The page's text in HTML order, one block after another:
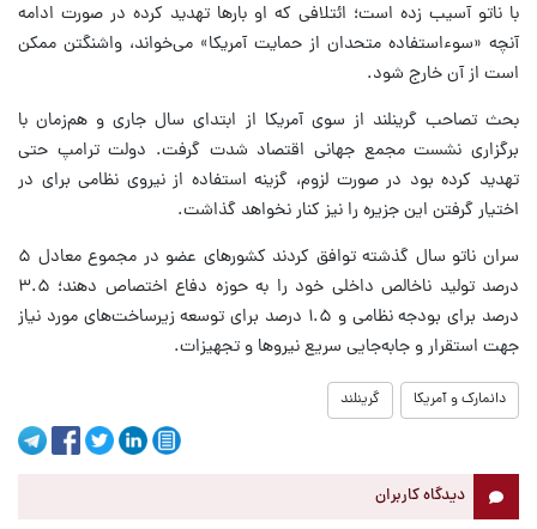
با ناتو آسیب زده است؛ ائتلافی که او بارها تهدید کرده در صورت ادامه
آنچه «سوءاستفاده متحدان از حمایت آمریکا» می‌خواند، واشنگتن ممکن
است از آن خارج شود.
بحث تصاحب گرینلند از سوی آمریکا از ابتدای سال جاری و هم‌زمان با
برگزاری نشست مجمع جهانی اقتصاد شدت گرفت. دولت ترامپ حتی
تهدید کرده بود در صورت لزوم، گزینه استفاده از نیروی نظامی برای در
اختیار گرفتن این جزیره را نیز کنار نخواهد گذاشت.
سران ناتو سال گذشته توافق کردند کشورهای عضو در مجموع معادل ۵
درصد تولید ناخالص داخلی خود را به حوزه دفاع اختصاص دهند؛ ۳.۵
درصد برای بودجه نظامی و ۱.۵ درصد برای توسعه زیرساخت‌های مورد نیاز
جهت استقرار و جابه‌جایی سریع نیروها و تجهیزات.
دانمارک و آمریکا گرینلند
دیدگاه کاربران